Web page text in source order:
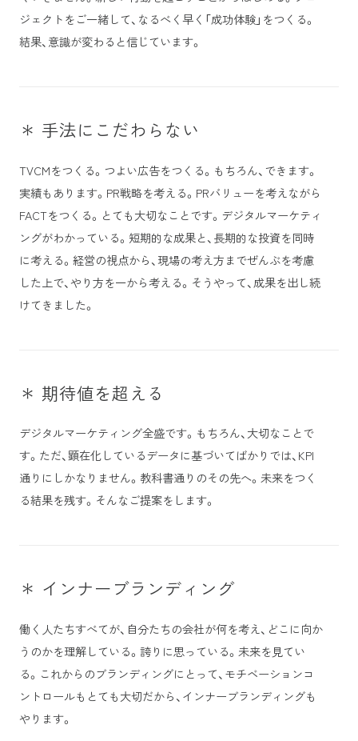
ジェクトをご一緒して、なるべく早く「成功体験」をつくる。
結果、意識が変わると信じています。
＊ 手法にこだわらない
TVCMをつくる。つよい広告をつくる。もちろん、できます。
実績もあります。PR戦略を考える。PRバリューを考えながら
FACTをつくる。とても大切なことです。デジタルマーケティ
ングがわかっている。短期的な成果と、長期的な投資を同時
に考える。経営の視点から、現場の考え方までぜんぶを考慮
した上で、やり方を一から考える。そうやって、成果を出し続
けてきました。
＊ 期待値を超える
デジタルマーケティング全盛です。もちろん、大切なことで
す。ただ、顕在化しているデータに基づいてばかりでは、KPI
通りにしかなりません。教科書通りのその先へ。未来をつく
る結果を残す。そんなご提案をします。
＊ インナーブランディング
働く人たちすべてが、自分たちの会社が何を考え、どこに向か
うのかを理解している。誇りに思っている。未来を見てい
る。これからのブランディングにとって、モチベーションコ
ントロールもとても大切だから、インナーブランディングも
やります。